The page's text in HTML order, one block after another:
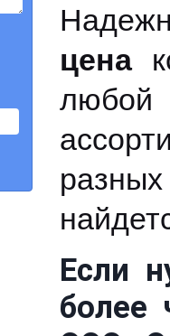
цена
любой
Если
более